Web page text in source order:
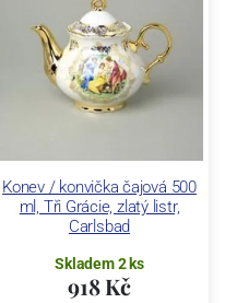
Konev / konvička čajová 500
ml, Tři Grácie, zlatý listr,
Carlsbad
Skladem 2 ks
918 Kč